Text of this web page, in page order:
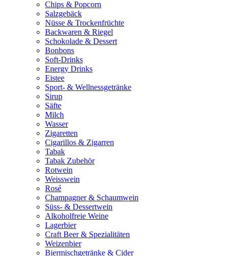
Chips & Popcorn
Salzgebäck
Nüsse & Trockenfrüchte
Backwaren & Riegel
Schokolade & Dessert
Bonbons
Soft-Drinks
Energy Drinks
Eistee
Sport- & Wellnessgetränke
Sirup
Säfte
Milch
Wasser
Zigaretten
Cigarillos & Zigarren
Tabak
Tabak Zubehör
Rotwein
Weisswein
Rosé
Champagner & Schaumwein
Süss- & Dessertwein
Alkoholfreie Weine
Lagerbier
Craft Beer & Spezialitäten
Weizenbier
Biermischgetränke & Cider